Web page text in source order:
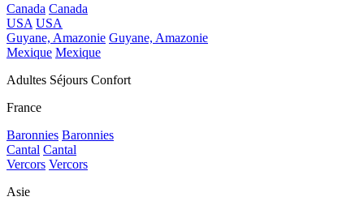
Canada Canada
USA USA
Guyane, Amazonie Guyane, Amazonie
Mexique Mexique
Adultes Séjours Confort
France
Baronnies Baronnies
Cantal Cantal
Vercors Vercors
Asie